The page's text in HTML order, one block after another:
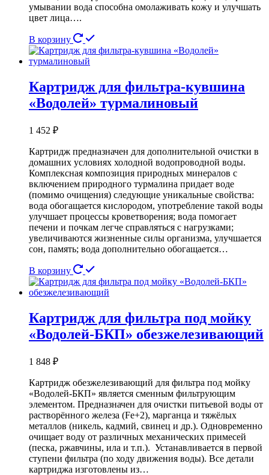
умывании вода способна омолаживать кожу и улучшать
цвет лица….
В корзину
Картридж для фильтра-кувшина
«Водолей» турмалиновый
1 452 ₽
Картридж предназначен для дополнительной очистки в
домашних условиях холодной водопроводной воды.
Комплексная композиция природных минералов с
включением природного турмалина придает воде
(помимо очищения) следующие уникальные свойства:
вода обогащается кислородом, употребление такой воды
улучшает процессы кроветворения; вода помогает
печени и почкам легче справляться с нагрузками;
увеличиваются жизненные силы организма, улучшается
сон, память; вода дополнительно обогащается…
В корзину
Картридж для фильтра под мойку
«Водолей-БКП» обезжелезивающий
1 848 ₽
Картридж обезжелезивающий для фильтра под мойку
«Водолей-БКП» является сменным фильтрующим
элементом. Предназначен для очистки питьевой воды от
растворённого железа (Fe+2), марганца и тяжёлых
металлов (никель, кадмий, свинец и др.). Одновременно
очищает воду от различных механических примесей
(песка, ржавчины, ила и т.п.). Устанавливается в первой
ступени фильтра (по ходу движения воды). Все детали
картриджа изготовлены из…